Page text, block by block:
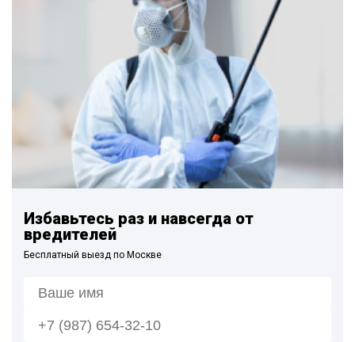
Избавьтесь раз и навсегда от
вредителей
Бесплатный выезд по Москве